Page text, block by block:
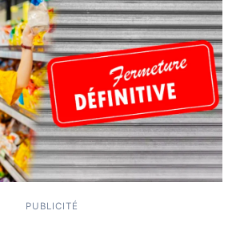
PUBLICITÉ